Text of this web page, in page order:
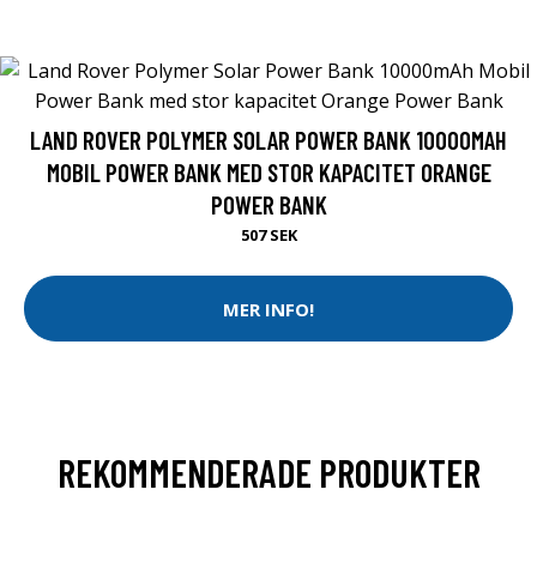
LAND ROVER POLYMER SOLAR POWER BANK 10000MAH
MOBIL POWER BANK MED STOR KAPACITET ORANGE
POWER BANK
507 SEK
MER INFO!
REKOMMENDERADE PRODUKTER